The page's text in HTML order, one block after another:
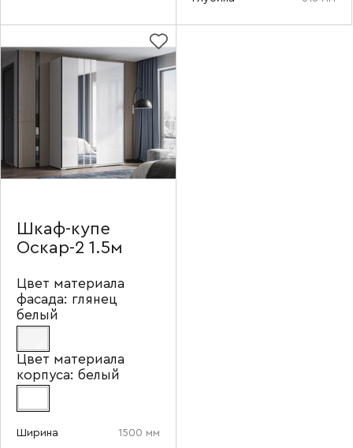
Шкаф-купе
Оскар-2 1.5м
Цвет материала
фасада: глянец
белый
Цвет материала
корпуса: белый
Ширина 1500 мм
Наименование организации
Ваш email
Номер телефона
Прикрепите логотип